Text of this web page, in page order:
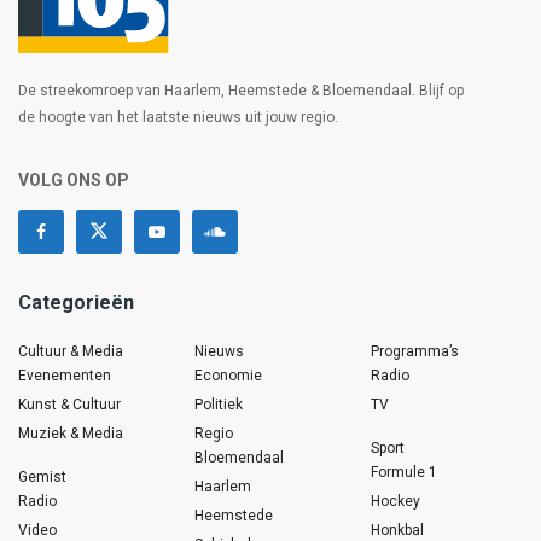
De streekomroep van Haarlem, Heemstede & Bloemendaal. Blijf op
de hoogte van het laatste nieuws uit jouw regio.
VOLG ONS OP
Categorieën
Cultuur & Media
Evenementen
Kunst & Cultuur
Muziek & Media
Gemist
Radio
Video
Nieuws
Economie
Politiek
Regio
Bloemendaal
Haarlem
Heemstede
Programma’s
Radio
TV
Sport
Formule 1
Hockey
Honkbal